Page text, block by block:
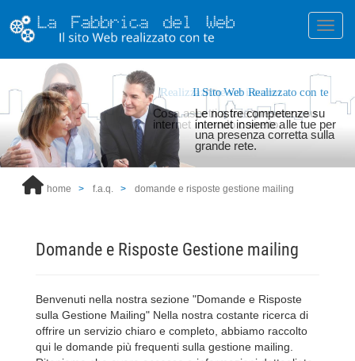
Realizzazione siti internet
Cosa aspetti a fare presenza su
internet in modo corretto.
Il Sito Web Realizzato con te
Le nostre competenze su
internet insieme alle tue per
una presenza corretta sulla
grande rete.
home f.a.q. domande e risposte gestione mailing
Domande e Risposte Gestione mailing
Benvenuti nella nostra sezione "Domande e Risposte
sulla Gestione Mailing" Nella nostra costante ricerca di
offrire un servizio chiaro e completo, abbiamo raccolto
qui le domande più frequenti sulla gestione mailing.